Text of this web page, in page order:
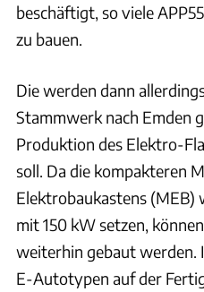
beschäftigt, so viele
zu bauen.
Die werden dann
Stammwerk nach Emden
Produktion des Elektro-
soll. Da die kompakteren
Elektrobaukastens (MEB)
mit 150 kW setzen,
weiterhin gebaut werden.
E-Autotypen auf der